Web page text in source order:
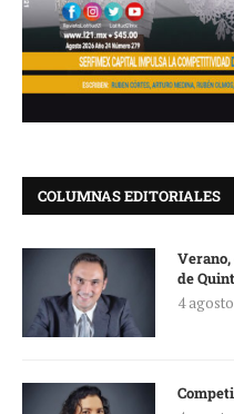
COLUMNAS EDITORIALES
de
4